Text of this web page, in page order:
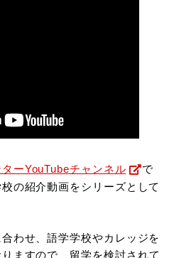
ーYouTubeチャンネル
で
の紹介動画をシリーズとして
わせ、語学学校やカレッジを
ますので、 留学を検討されて